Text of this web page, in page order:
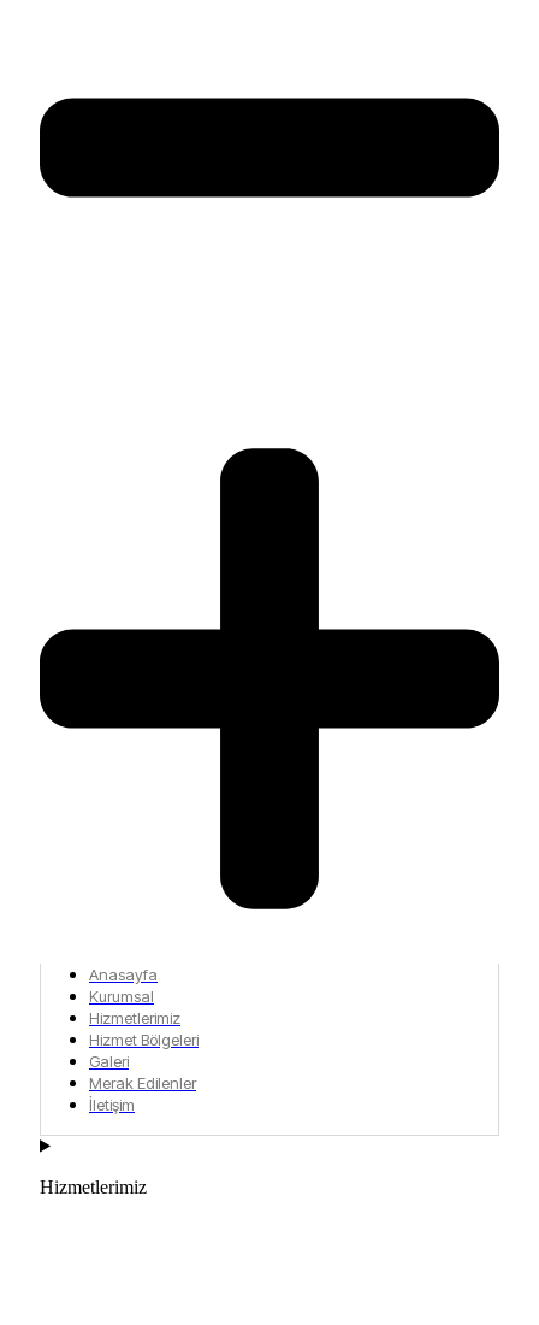
Anasayfa
Kurumsal
Hizmetlerimiz
Hizmet Bölgeleri
Galeri
Merak Edilenler
İletişim
Hizmetlerimiz